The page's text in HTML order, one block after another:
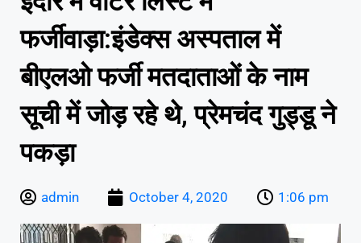
फर्जीवाड़ा:इंडेक्स अस्पताल में
बीएलओ फर्जी मतदाताओं के नाम
सूची में जोड़ रहे थे, प्रेमचंद गुड्डू ने
पकड़ा
admin October 4, 2020 1:06 pm